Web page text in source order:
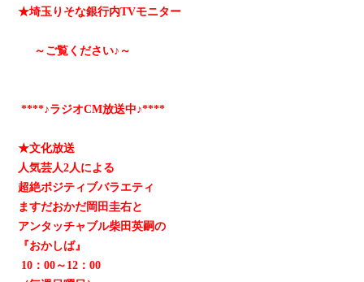
★埼玉りそな銀行内TVモニター
～ご覧ください♪～
****♪ラジオCM放送中♪****
★文化放送
人気芸人2人による
超絶ポジティブバラエティ
ますだおかだ岡田圭右と
アンタッチャブル柴田英嗣の
『おかしば』
10：00～12：00